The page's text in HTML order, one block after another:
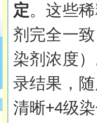
定。这些
剂完全一
染剂浓度
录结果，
清晰+4级